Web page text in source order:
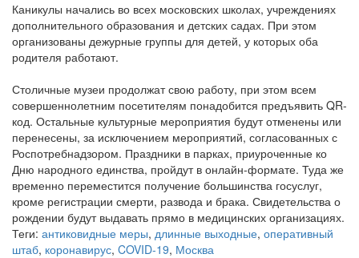
Каникулы начались во всех московских школах, учреждениях
дополнительного образования и детских садах. При этом
организованы дежурные группы для детей, у которых оба
родителя работают.
Столичные музеи продолжат свою работу, при этом всем
совершеннолетним посетителям понадобится предъявить QR-
код. Остальные культурные мероприятия будут отменены или
перенесены, за исключением мероприятий, согласованных с
Роспотребнадзором. Праздники в парках, приуроченные ко
Дню народного единства, пройдут в онлайн-формате. Туда же
временно переместится получение большинства госуслуг,
кроме регистрации смерти, развода и брака. Свидетельства о
рождении будут выдавать прямо в медицинских организациях.
Теги: антиковидные меры, длинные выходные, оперативный
штаб, коронавирус, COVID-19, Москва